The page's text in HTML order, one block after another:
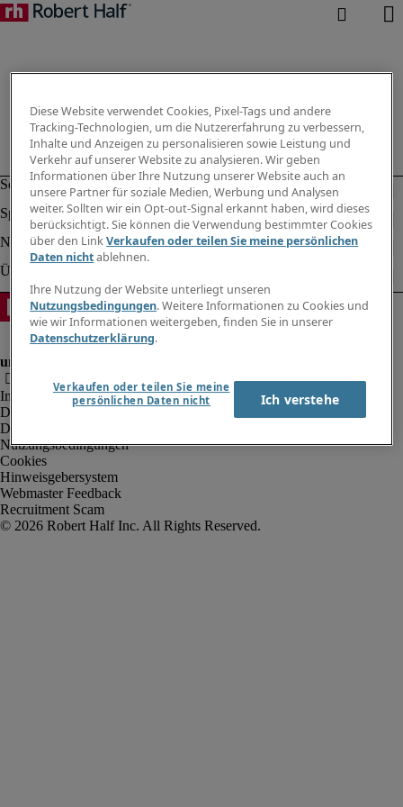
Impressum
Datenschutz
Datenschutz Arbeitnehmer/Zeitarbeitskräfte
Nutzungsbedingungen
Cookies
Hinweisgebersystem
Webmaster Feedback
Recruitment Scam
Diese Website verwendet Cookies, Pixel-Tags und andere
Tracking-Technologien, um die Nutzererfahrung zu verbessern,
Inhalte und Anzeigen zu personalisieren sowie Leistung und
Verkehr auf unserer Website zu analysieren. Wir geben
Informationen über Ihre Nutzung unserer Website auch an
unsere Partner für soziale Medien, Werbung und Analysen
weiter. Sollten wir ein Opt-out-Signal erkannt haben, wird dieses
berücksichtigt. Sie können die Verwendung bestimmter Cookies
über den LinkVerkaufen oder teilen Sie meine persönlichen
Daten nichtablehnen.
Ihre Nutzung der Website unterliegt unseren
Nutzungsbedingungen. Weitere Informationen zu Cookies und
wie wir Informationen weitergeben, finden Sie in unserer
Datenschutzerklärung.
Verkaufen oder teilen Sie meine
persönlichen Daten nicht
Ich verstehe